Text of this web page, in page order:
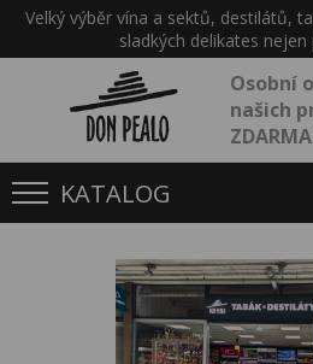
Velký výběr vína a sektů, destilátů,
sladkých delikates
Osobní
našich
KATALOG